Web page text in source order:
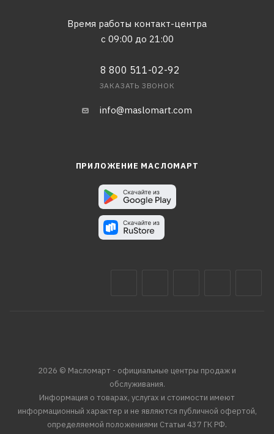
Время работы контакт-центра
с 09:00 до 21:00
8 800 511-02-92
ЗАКАЗАТЬ ЗВОНОК
info@maslomart.com
ПРИЛОЖЕНИЕ МАСЛОМАРТ
2026 © Масломарт - официальные центры продаж и
обслуживания.
Информация о товарах, услугах и стоимости имеют
информационный характер и не являются публичной офертой,
определяемой положениями Статьи 437 ГК РФ.